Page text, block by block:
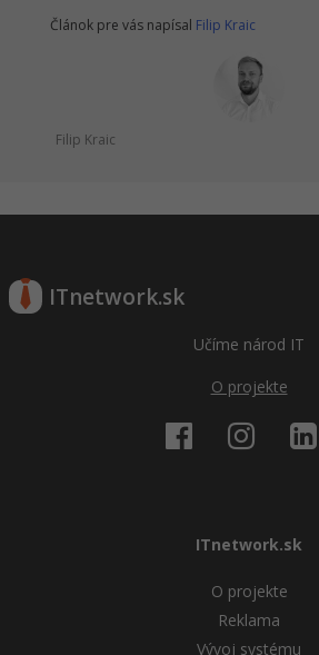
Článok pre vás napísal Filip Kraic
Filip Kraic
ITnetwork.sk
Učíme národ IT
O projekte
ITnetwork.sk
O projekte
Reklama
Vývoj systému